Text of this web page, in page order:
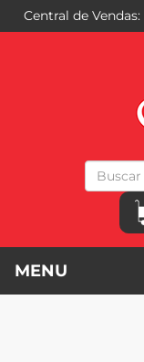
Central de Vendas
MENU